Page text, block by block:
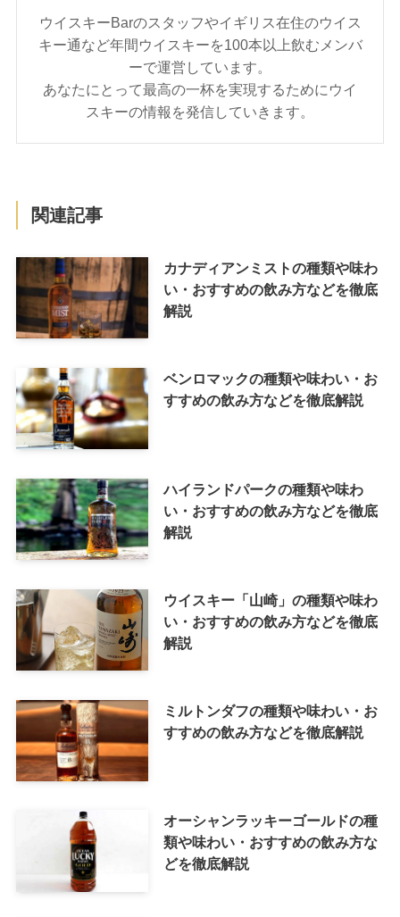
ウイスキーBarのスタッフやイギリス在住のウイス
キー通など年間ウイスキーを100本以上飲むメンバ
ーで運営しています。
あなたにとって最高の一杯を実現するためにウイ
スキーの情報を発信していきます。
関連記事
カナディアンミストの種類や味わ
い・おすすめの飲み方などを徹底
解説
ベンロマックの種類や味わい・お
すすめの飲み方などを徹底解説
ハイランドパークの種類や味わ
い・おすすめの飲み方などを徹底
解説
ウイスキー「山崎」の種類や味わ
い・おすすめの飲み方などを徹底
解説
ミルトンダフの種類や味わい・お
すすめの飲み方などを徹底解説
オーシャンラッキーゴールドの種
類や味わい・おすすめの飲み方な
どを徹底解説